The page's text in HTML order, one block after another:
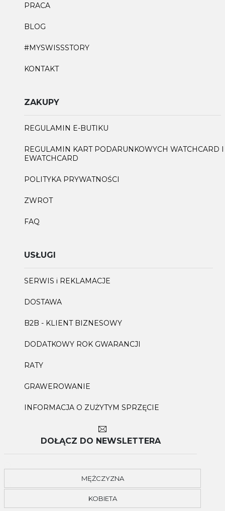
PRACA
BLOG
#MYSWISSSTORY
KONTAKT
ZAKUPY
REGULAMIN E-BUTIKU
REGULAMIN KART PODARUNKOWYCH WATCHCARD I
EWATCHCARD
POLITYKA PRYWATNOŚCI
ZWROT
FAQ
USŁUGI
SERWIS i REKLAMACJE
DOSTAWA
B2B - KLIENT BIZNESOWY
DODATKOWY ROK GWARANCJI
RATY
GRAWEROWANIE
INFORMACJA O ZUŻYTYM SPRZĘCIE
DOŁĄCZ DO NEWSLETTERA
MĘŻCZYZNA
KOBIETA